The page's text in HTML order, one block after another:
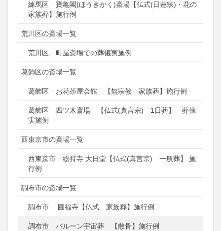
練馬区 寶亀閣(ほうきかく)斎場【仏式(日蓮宗)・花の
家族葬】施行例
荒川区の斎場一覧
荒川区 町屋斎場での葬儀実施例
葛飾区の斎場一覧
葛飾区 お花茶屋会館 【無宗教 家族葬】施行例
葛飾区 四ツ木斎場 【仏式(真言宗) 1日葬】 葬儀
実施例
西東京市の斎場一覧
西東京市 総持寺 大日堂【仏式(真言宗) 一般葬】 施
行例
調布市の斎場一覧
調布市 圓福寺【仏式 家族葬】施行例
調布市 バルーン宇宙葬 【散骨】施行例